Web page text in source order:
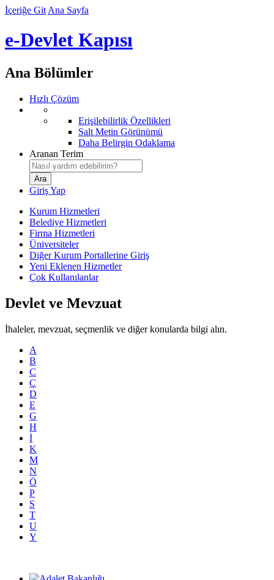
İçeriğe Git Ana Sayfa
e-Devlet Kapısı
Ana Bölümler
Hızlı Çözüm
Erişilebilirlik Özellikleri
Salt Metin Görünümü
Daha Belirgin Odaklama
Aranan Terim
Giriş Yap
Kurum Hizmetleri
Belediye Hizmetleri
Firma Hizmetleri
Üniversiteler
Diğer Kurum Portallerine Giriş
Yeni Eklenen Hizmetler
Çok Kullanılanlar
Devlet ve Mevzuat
İhaleler, mevzuat, seçmenlik ve diğer konularda bilgi alın.
A
B
C
Ç
D
E
G
H
İ
K
M
N
Ö
P
S
T
U
Y